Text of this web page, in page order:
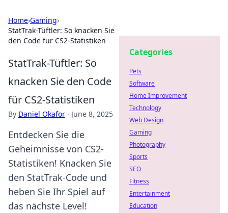
Home›Gaming›
StatTrak-Tüftler: So knacken Sie
den Code für CS2-Statistiken
StatTrak-Tüftler: So
knacken Sie den Code
für CS2-Statistiken
By Daniel Okafor · June 8, 2025
Entdecken Sie die
Geheimnisse von CS2-
Statistiken! Knacken Sie
den StatTrak-Code und
heben Sie Ihr Spiel auf
das nächste Level!
Categories
Pets
Software
Home Improvement
Technology
Web Design
Gaming
Photography
Sports
SEO
Fitness
Entertainment
Education